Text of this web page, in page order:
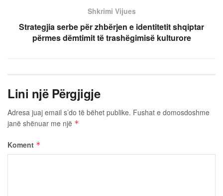
Shkrimi Vijues
Strategjia serbe për zhbërjen e identitetit shqiptar
përmes dëmtimit të trashëgimisë kulturore
Lini një Përgjigje
Adresa juaj email s’do të bëhet publike. Fushat e domosdoshme
janë shënuar me një *
Koment *